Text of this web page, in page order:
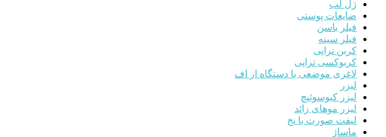
ژل لب
ضایعات پوستی
فیلر باسن
فیلر سینه
کربن تراپی
کربوکسی تراپی
لاغری موضعی با دستگاه ار اف
لیزر
لیزر کیوسوئیچ
لیزر موهای زائد
لیفت صورت با نخ
ماساژ